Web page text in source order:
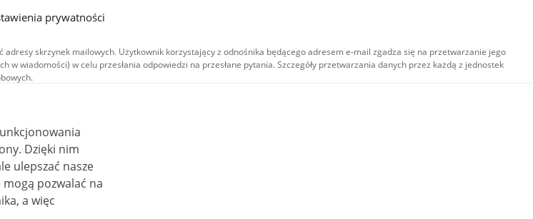
prywatności
skrzynek mailowych. Użytkownik korzystający z odnośnika będącego adresem e-mail zgadza się na przetwarzanie jego
w wiadomości) w celu przesłania odpowiedzi na przesłane pytania. Szczegóły przetwarzania danych przez każdą z jednostek
treści audiowizualnych), są
uznanie autorstwa - na tych samych
audiowizualne, w tym zdjęcia, materiały audio i wideo,
uznanie autorstwa użycie niekomercyjne -
4.0), o ile nie jest to stwierdzone inaczej.
nim
ulepszać nasze
a więc